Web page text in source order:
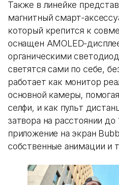
Также в линейке
магнитный смарт-
который крепится к
оснащен AMOLED-
органическими
светятся сами по себе,
работает как монитор
основной камеры,
селфи, и как пульт
затвора на расстоянии
приложение на экран
собственные анимации и